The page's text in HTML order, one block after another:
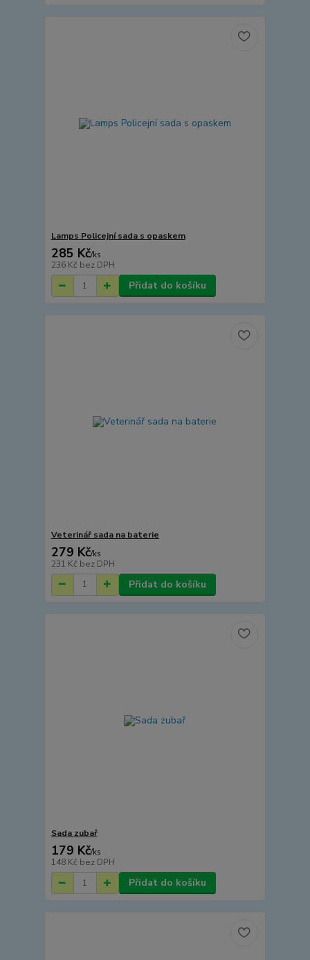
Lamps Policejní sada s opaskem
285 Kč/ks
236 Kč bez DPH
Přidat do košíku
Veterinář sada na baterie
279 Kč/ks
231 Kč bez DPH
Přidat do košíku
Sada zubař
179 Kč/ks
148 Kč bez DPH
Přidat do košíku